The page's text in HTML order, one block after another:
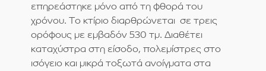
επηρεάστηκε μόνο από τη φθορά του
χρόνου. Το κτίριο διαρθρώνεται σε τρεις
ορόφους με εμβαδόν 530 τμ. Διαθέτει
καταχύστρα στη είσοδο, πολεμίστρες στο
ισόγειο και μικρά τοξωτά ανοίγματα στα